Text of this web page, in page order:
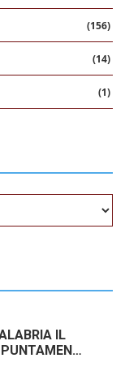
(156)
(14)
(1)
IL